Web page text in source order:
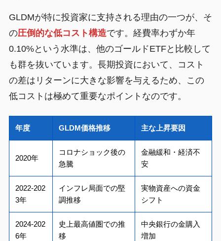
GLDMが特に投資家に支持される理由の一つが、そ
の圧倒的な低コスト構造です。経費率わずか年
0.10%という水準は、他のゴールドETFと比較して
も群を抜いています。長期投資において、コスト
の差はリターンに大きな影響を与えるため、この
低コストは極めて重要なポイントなのです。
年度 GLDM価格推移 主な上昇要因
2020年
コロナショック後の
急騰
金融緩和・経済不
安
2022-202
3年
インフレ局面での堅
調推移
実物資産への資金
シフト
2024-202
6年
史上最高値圏での推
移
中央銀行の金購入
増加